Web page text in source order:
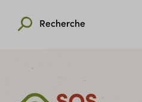
Recherche